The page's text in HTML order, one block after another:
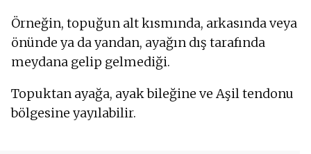
Örneğin, topuğun alt kısmında, arkasında veya
önünde ya da yandan, ayağın dış tarafında
meydana gelip gelmediği.
Topuktan ayağa, ayak bileğine ve Aşil tendonu
bölgesine yayılabilir.